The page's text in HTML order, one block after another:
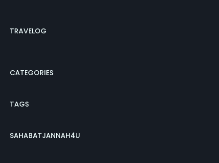
TRAVELOG
CATEGORIES
TAGS
SAHABATJANNAH4U